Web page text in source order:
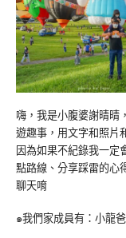
嗨，我是小腹婆謝晴晴
遊趣事，用文字和照片
因為如果不紀錄我一定
點路線、分享踩雷的心
聊天唷
๑我們家成員有：小龍